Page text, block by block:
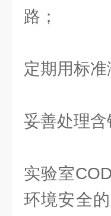
路；
定期用标
妥善处理
实验室
环境安全